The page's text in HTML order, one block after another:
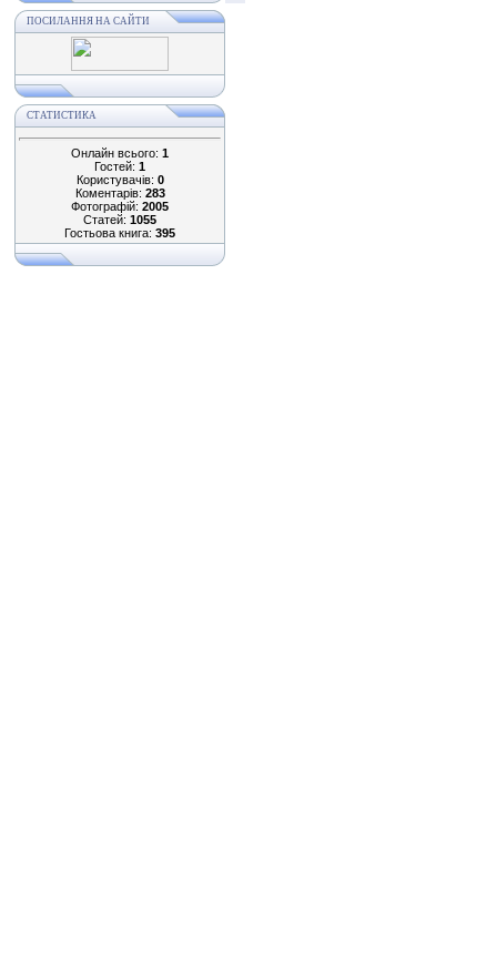
ПОСИЛАННЯ НА САЙТИ
СТАТИСТИКА
Онлайн всього: 1
Гостей: 1
Користувачів: 0
Коментарів: 283
Фотографій: 2005
Статей: 1055
Гостьова книга: 395